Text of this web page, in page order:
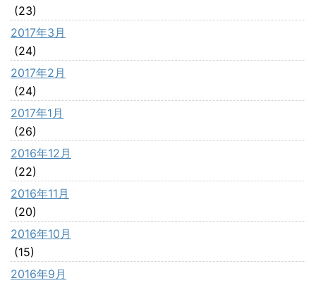
(23)
2017年3月
(24)
2017年2月
(24)
2017年1月
(26)
2016年12月
(22)
2016年11月
(20)
2016年10月
(15)
2016年9月